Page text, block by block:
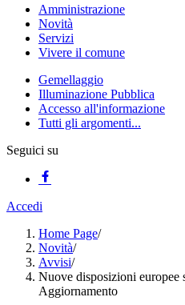
Amministrazione
Novità
Servizi
Vivere il comune
Gemellaggio
Illuminazione Pubblica
Accesso all'informazione
Tutti gli argomenti...
Seguici su
Accedi
Home Page/
Novità/
Avvisi/
Nuove disposizioni europee
Aggiornamento